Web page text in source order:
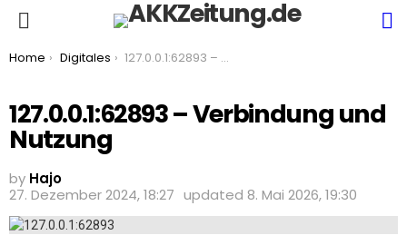
You are here:
Home Digitales 127.0.0.1:62893 – Verbindung und Nutzung
127.0.0.1:62893 – Verbindung und
Nutzung
by Hajo
27. Dezember 2024, 18:27 updated 8. Mai 2026, 19:30